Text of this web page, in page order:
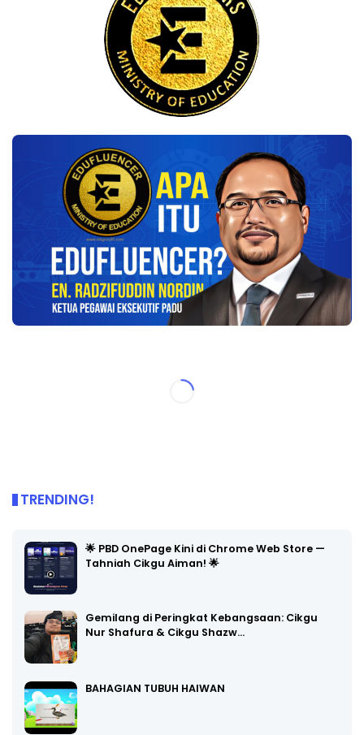
TRENDING!
🌟 PBD OnePage Kini di Chrome Web Store —
Tahniah Cikgu Aiman! 🌟
Gemilang di Peringkat Kebangsaan: Cikgu
Nur Shafura & Cikgu Shazw…
BAHAGIAN TUBUH HAIWAN